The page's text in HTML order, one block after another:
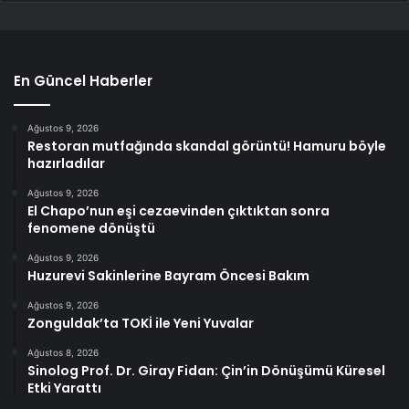
En Güncel Haberler
Ağustos 9, 2026
Restoran mutfağında skandal görüntü! Hamuru böyle
hazırladılar
Ağustos 9, 2026
El Chapo’nun eşi cezaevinden çıktıktan sonra
fenomene dönüştü
Ağustos 9, 2026
Huzurevi Sakinlerine Bayram Öncesi Bakım
Ağustos 9, 2026
Zonguldak’ta TOKİ ile Yeni Yuvalar
Ağustos 8, 2026
Sinolog Prof. Dr. Giray Fidan: Çin’in Dönüşümü Küresel
Etki Yarattı